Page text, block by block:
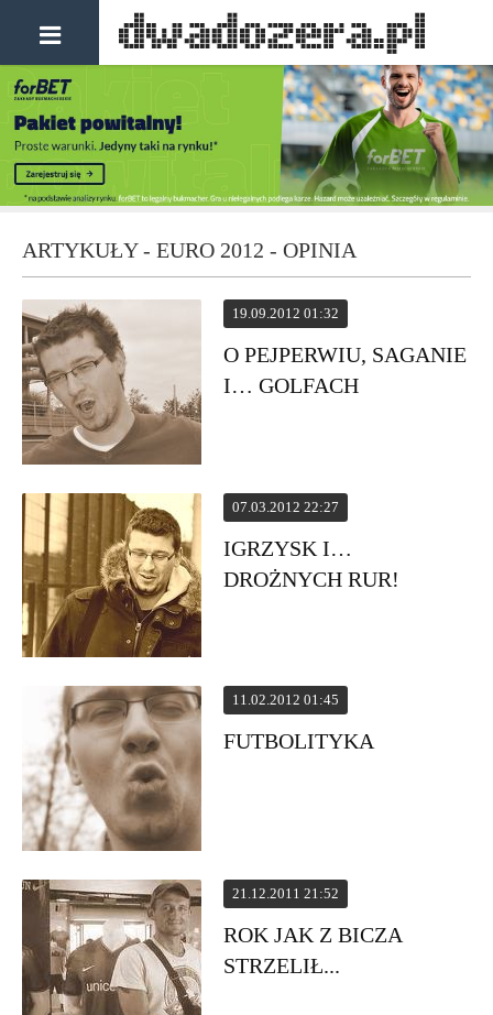
ARTYKUŁY - EURO 2012 - OPINIA
19.09.2012 01:32
O PEJPERWIU, SAGANIE
I… GOLFACH
07.03.2012 22:27
IGRZYSK I…
DROŻNYCH RUR!
11.02.2012 01:45
FUTBOLITYKA
21.12.2011 21:52
ROK JAK Z BICZA
STRZELIŁ...